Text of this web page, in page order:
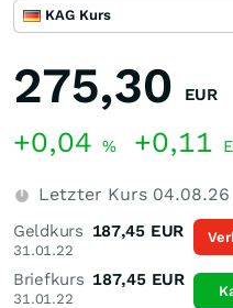
KAG Kurs
275,30 EUR
+0,04 % +0,11
Letzter Kurs 04.08.26
Geldkurs
31.01.22
187,45 EUR
Briefkurs
31.01.22
187,45 EUR